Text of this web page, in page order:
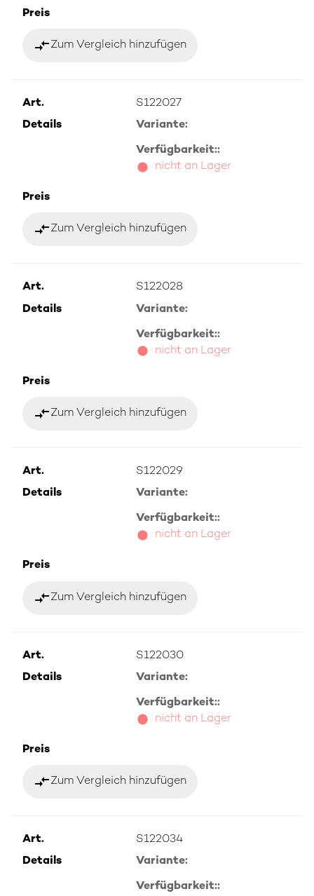
Preis
compare_arrowsZum Vergleich hinzufügen
Art.
S122027
Details
Variante:
Verfügbarkeit::
nicht an Lager
Preis
compare_arrowsZum Vergleich hinzufügen
Art.
S122028
Details
Variante:
Verfügbarkeit::
nicht an Lager
Preis
compare_arrowsZum Vergleich hinzufügen
Art.
S122029
Details
Variante:
Verfügbarkeit::
nicht an Lager
Preis
compare_arrowsZum Vergleich hinzufügen
Art.
S122030
Details
Variante:
Verfügbarkeit::
nicht an Lager
Preis
compare_arrowsZum Vergleich hinzufügen
Art.
S122034
Details
Variante:
Verfügbarkeit::